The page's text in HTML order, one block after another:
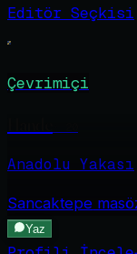
Editör Seçkisi
Çevrimiçi
Anadolu Yakası
Sancaktepe
Yaz